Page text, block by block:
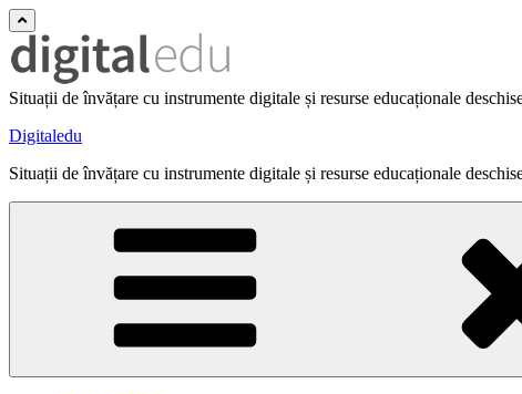
Situații de învățare cu instrumente digitale și resurse educaționale
Digitaledu
Situații de învățare cu instrumente digitale și resurse educaționale